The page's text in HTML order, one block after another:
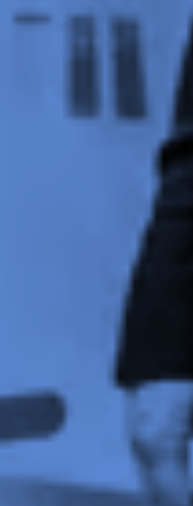
onze advertenties
opleveren. We
nagaan in hoeverre
waren voor onze
kunnen we
advertenties u van
voorkomen dat u